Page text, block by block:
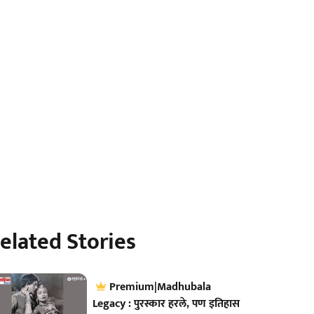
Stories
Premium|Madhubala
Legacy : पुरस्कार हरले, पण इतिहास